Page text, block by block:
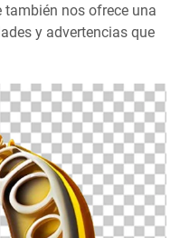
también nos ofrece una
y advertencias que